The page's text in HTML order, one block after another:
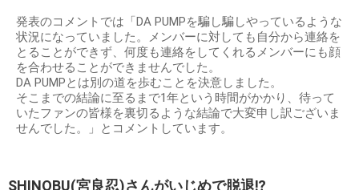
発表のコメントでは「DA PUMPを騙し騙しやっているような
状況になっていました。メンバーに対しても自分から連絡を
とることができず、何度も連絡をしてくれるメンバーにも顔
を合わせることができませんでした。
DA PUMPとは別の道を歩むことを決意しました。
そこまでの結論に至るまで1年という時間がかかり、待って
いたファンの皆様を裏切るような結論で大変申し訳ございま
せんでした。」とコメントしています。
SHINOBU(宮良忍)さんがいじめで脱退⁉